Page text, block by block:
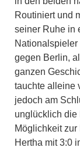
Routiniert und
seiner Ruhe in
gegen Berlin,
ganzen
tauchte alleine
jedoch am
unglücklich die
Möglichkeit
Hertha mit 3:0